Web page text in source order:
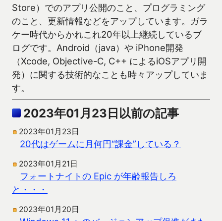
Store）でのアプリ公開のこと、プログラミング
のこと、更新情報などをアップしています。ガラ
ケー時代からかれこれ20年以上継続しているブ
ログです。Android（java）や iPhone開発
（Xcode, Objective-C, C++ によるiOSアプリ開
発）に関する技術的なことも時々アップしていま
す。
2023年01月23日以前の記事
2023年01月23日
20代はゲームに月何円“課金”している？
2023年01月21日
フォートナイトの Epic が年齢報告しろ
と・・・
2023年01月20日